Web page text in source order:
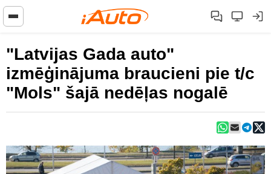
"Latvijas Gada auto"
izmēģinājuma braucieni pie t/c
"Mols" šajā nedēļas nogalē